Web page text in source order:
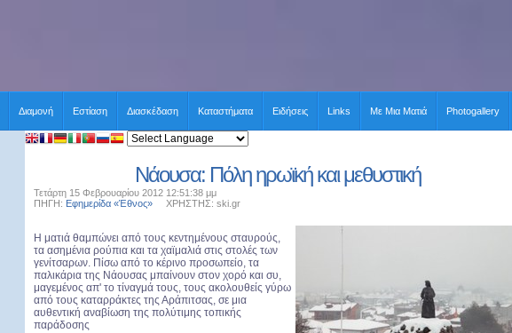
Διαμονή Εστίαση Διασκέδαση Καταστήματα Ειδήσεις Links Με Μια Ματιά Photogallery
Νάουσα: Πόλη ηρωϊκή και μεθυστική
Τετάρτη 15 Φεβρουαρίου 2012 12:51:38 μμ
ΠΗΓΗ: Εφημερίδα «Έθνος» ΧΡΗΣΤΗΣ: ski.gr
Η ματιά θαμπώνει από τους κεντημένους σταυρούς,
τα ασημένια ρούπια και τα χαϊμαλιά στις στολές των
γενίτσαρων. Πίσω από το κέρινο προσωπείο, τα
παλικάρια της Νάουσας μπαίνουν στον χορό και συ,
μαγεμένος απ' το τίναγμά τους, τους ακολουθείς γύρω
από τους καταρράκτες της Αράπιτσας, σε μια
αυθεντική αναβίωση της πολύτιμης τοπικής
παράδοσης